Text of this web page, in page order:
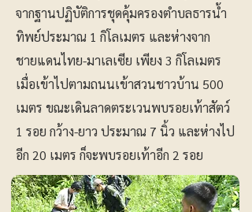
จากฐานปฏิบัติการชุดคุ้มครองตำบลธารน้ำ
ทิพย์ประมาณ 1 กิโลเมตร และห่างจาก
ชายแดนไทย-มาเลเซีย เพียง 3 กิโลเมตร
เมื่อเข้าไปตามถนนเข้าสวนชาวบ้าน 500
เมตร ขณะเดินลาดตระเวนพบรอยเท้าสัตว์
1 รอย กว้าง-ยาว ประมาณ 7 นิ้ว และห่างไป
อีก 20 เมตร ก็จะพบรอยเท้าอีก 2 รอย